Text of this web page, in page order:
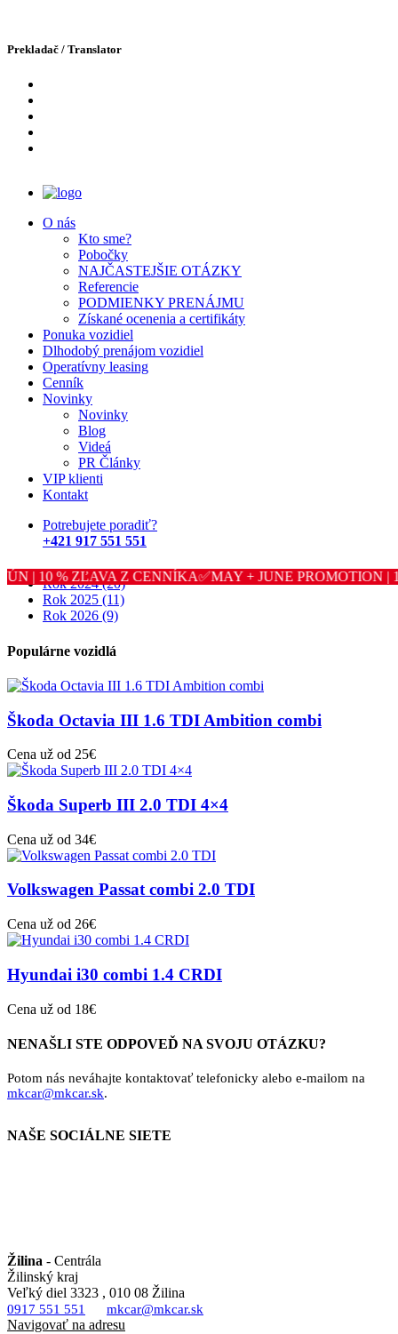
Prekladač / Translator
O nás
Kto sme?
Pobočky
NAJČASTEJŠIE OTÁZKY
Referencie
PODMIENKY PRENÁJMU
Získané ocenenia a certifikáty
Ponuka vozidiel
Dlhodobý prenájom vozidiel
Operatívny leasing
Cenník
Novinky
Novinky
Blog
Videá
PR Články
VIP klienti
Kontakt
Potrebujete poradiť?
+421 917 551 551
| 10 % ZĽAVA Z CENNÍKA✅MAY + JUNE PROMOTION |
Domov
Novinky
Presne tieto fotky nám robia najväčšiu radosť :)
24.06.2022Archív 2022
Presne tieto fotky nám robia najväčšiu radosť :)
Presne tieto fotky nám robia najväčšiu radosť :)
Náš stály klient stavil na luxus, priestrannosť a užíva si dovolenku v
Chorvátsku vďaka vozidlu Mercedes - Benz GLE.
Archív
Rok 2022(12)
Rok 2023(31)
Rok 2024(20)
Rok 2025 (11)
Rok 2026 (9)
Populárne vozidlá
Škoda Octavia III 1.6 TDI Ambition combi
Cena už od 25€
Škoda Superb III 2.0 TDI 4×4
Cena už od 34€
Volkswagen Passat combi 2.0 TDI
Cena už od 26€
Hyundai i30 combi 1.4 CRDI
Cena už od 18€
NENAŠLI STE ODPOVEĎ NA SVOJU OTÁZKU?
Potom nás neváhajte kontaktovať telefonicky alebo e-mailom na
mkcar@mkcar.sk.
NAŠE SOCIÁLNE SIETE
Žilina - Centrála
Žilinský kraj
Veľký diel 3323 , 010 08 Žilina
0917 551 551 mkcar@mkcar.sk
Navigovať na adresu